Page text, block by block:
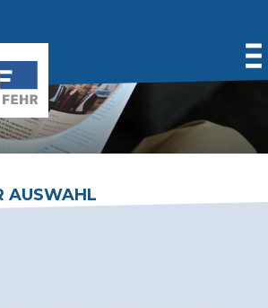
Kontakt Karriere
AUSWAHL